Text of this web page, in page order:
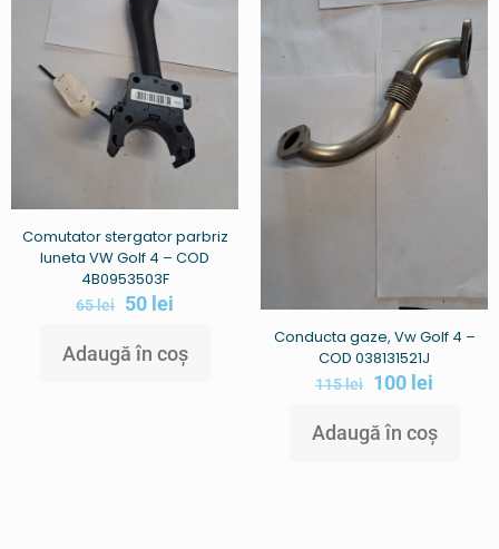
Comutator stergator parbriz
luneta VW Golf 4 – COD
4B0953503F
65lei 50 lei
Adaugă în coș
Conducta gaze, Vw Golf 4 –
COD 038131521J
115lei 100 lei
Adaugă în coș